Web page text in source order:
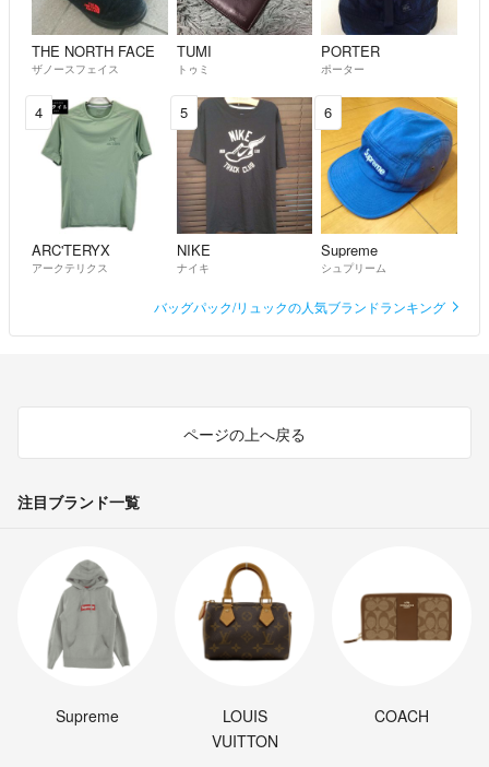
THE NORTH FACE
ザノースフェイス
TUMI
トゥミ
PORTER
ポーター
4
ARC'TERYX
アークテリクス
5
NIKE
ナイキ
6
Supreme
シュプリーム
バッグパック/リュックの人気ブランドランキング
ページの上へ戻る
注目ブランド一覧
Supreme
LOUIS
VUITTON
COACH